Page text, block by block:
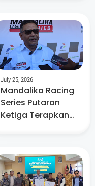
NTB
Mandalika Racing
Series Putaran
Ketiga Terapkan
July 25, 2026